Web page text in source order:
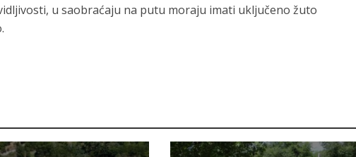
u saobraćaju na putu moraju imati uklјučeno žuto